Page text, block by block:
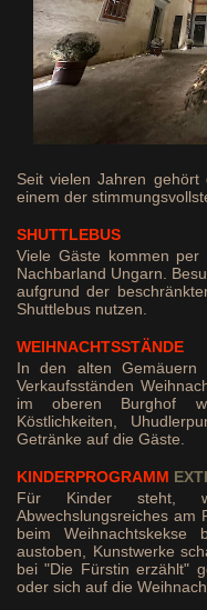
Seit vielen Jahren
einem der
SHUTTLEBUS
Viele Gäste kommen per
Nachbarland Ungarn.
aufgrund der
Shuttlebus nutzen.
WEIHNACHTSSTÄNDE
In den alten Gemäuern
Verkaufsständen
im oberen Burghof
Köstlichkeiten,
Getränke auf die Gäste.
KINDERPROGRAMM
Für Kinder steht,
Abwechslungsreiches am
beim Weihnachtskekse
austoben, Kunstwerke
bei "Die Fürstin erzählt"
oder sich auf die